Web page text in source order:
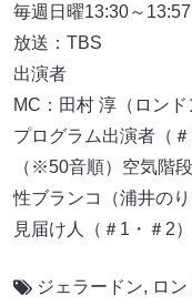
毎週日曜13:30～13:57
放送：TBS
出演者
MC：田村 淳（ロンド
プログラム出演者（
（※50音順）空気階
性ブランコ（浦井の
見届け人（＃1・＃2
ジェラードン, ロ